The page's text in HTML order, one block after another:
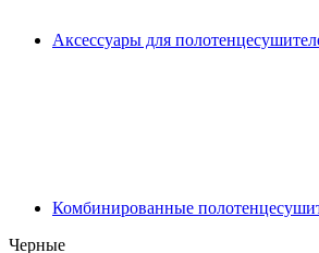
Аксессуары для
Комбинированные
Черные